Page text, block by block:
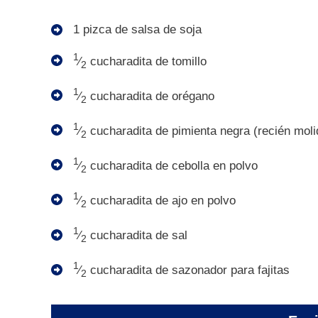
1 pizca de salsa de soja
1⁄2 cucharadita de tomillo
1⁄2 cucharadita de orégano
1⁄2 cucharadita de pimienta negra (recién
1⁄2 cucharadita de cebolla en polvo
1⁄2 cucharadita de ajo en polvo
1⁄2 cucharadita de sal
1⁄2 cucharadita de sazonador para fajitas